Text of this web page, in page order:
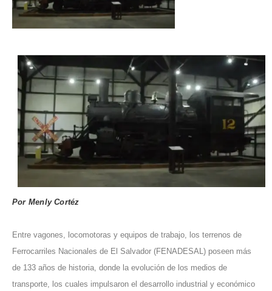
Por Menly Cortéz
Entre vagones, locomotoras y equipos de trabajo, los terrenos de
Ferrocarriles Nacionales de El Salvador (FENADESAL) poseen más
de 133 años de historia, donde la evolución de los medios de
transporte, los cuales impulsaron el desarrollo industrial y económico